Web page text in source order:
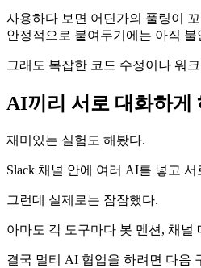
사용하다 보면 어딘가의 풀링이
안정적으로 붙여두기에는 아직 불
그래도 복잡한 코드 수정이나 워
AI끼리 서로 대화하게
재미있는 실험도 해봤다.
Slack 채널 안에 여러 AI를 넣고
그런데 실제로는 잠잠했다.
아마도 각 도구마다 봇 멘션, 채
결국 멀티 AI 협업을 하려면 다음